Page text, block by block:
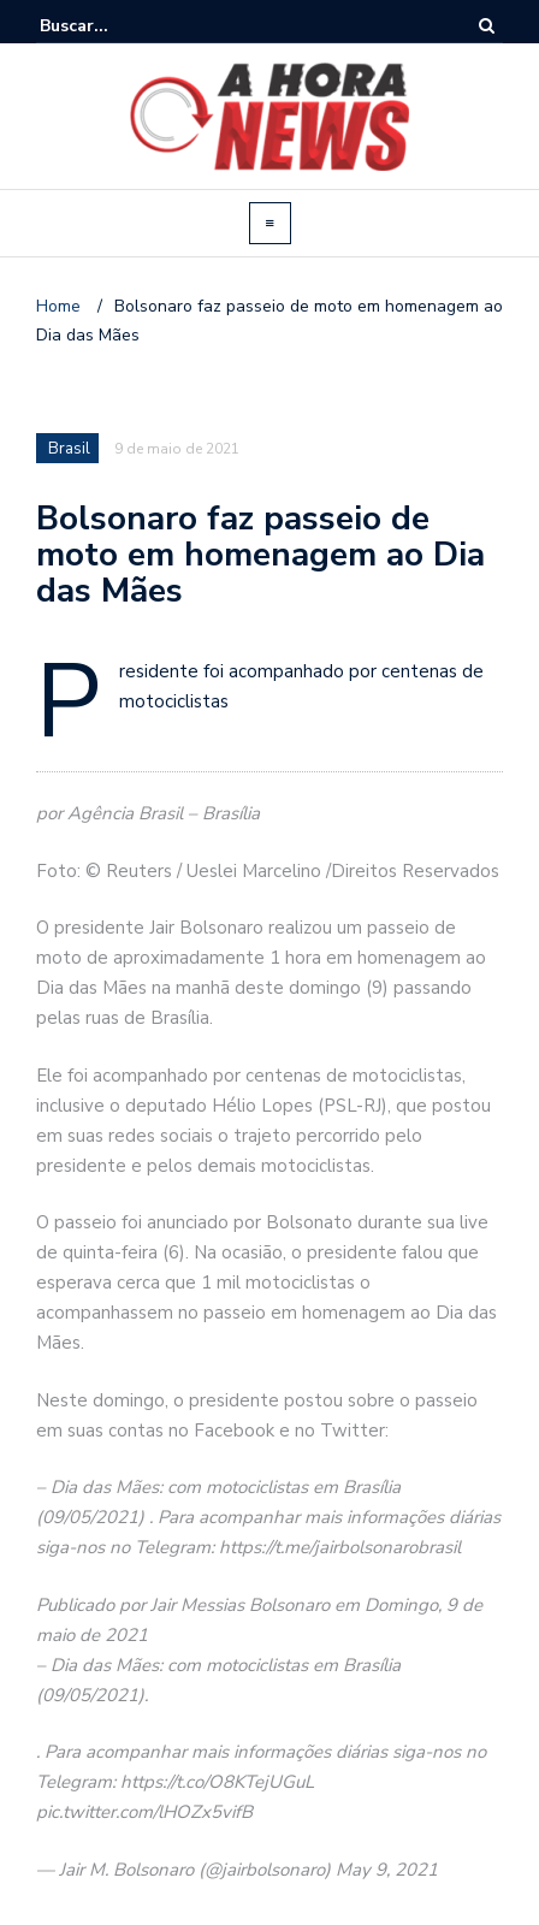
Home / Bolsonaro faz passeio de moto em homenagem ao
Dia das Mães
Brasil 9 de maio de 2021
Bolsonaro faz passeio de
moto em homenagem ao Dia
das Mães
P
residente foi acompanhado por centenas de
motociclistas
por Agência Brasil – Brasília
Foto: © Reuters / Ueslei Marcelino /Direitos Reservados
O presidente Jair Bolsonaro realizou um passeio de
moto de aproximadamente 1 hora em homenagem ao
Dia das Mães na manhã deste domingo (9) passando
pelas ruas de Brasília.
Ele foi acompanhado por centenas de motociclistas,
inclusive o deputado Hélio Lopes (PSL-RJ), que postou
em suas redes sociais o trajeto percorrido pelo
presidente e pelos demais motociclistas.
O passeio foi anunciado por Bolsonato durante sua live
de quinta-feira (6). Na ocasião, o presidente falou que
esperava cerca que 1 mil motociclistas o
acompanhassem no passeio em homenagem ao Dia das
Mães.
Neste domingo, o presidente postou sobre o passeio
em suas contas no Facebook e no Twitter:
– Dia das Mães: com motociclistas em Brasília
(09/05/2021) . Para acompanhar mais informações diárias
siga-nos no Telegram: https://t.me/jairbolsonarobrasil
Publicado por Jair Messias Bolsonaro em Domingo, 9 de
maio de 2021
– Dia das Mães: com motociclistas em Brasília
(09/05/2021).
. Para acompanhar mais informações diárias siga-nos no
Telegram: https://t.co/O8KTejUGuL
pic.twitter.com/lHOZx5vifB
— Jair M. Bolsonaro (@jairbolsonaro) May 9, 2021